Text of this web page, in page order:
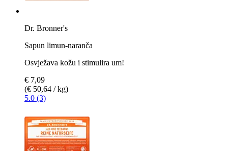
Dr. Bronner's
Sapun limun-naranča
Osvježava kožu i stimulira um!
€ 7,09
(€ 50,64 / kg)
5.0 (3)